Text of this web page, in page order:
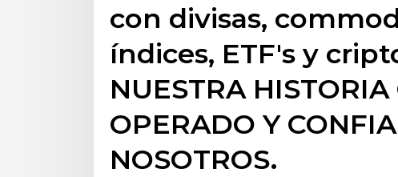
con divisas,
índices, ETF's y
NUESTRA
OPERADO Y
NOSOTROS.